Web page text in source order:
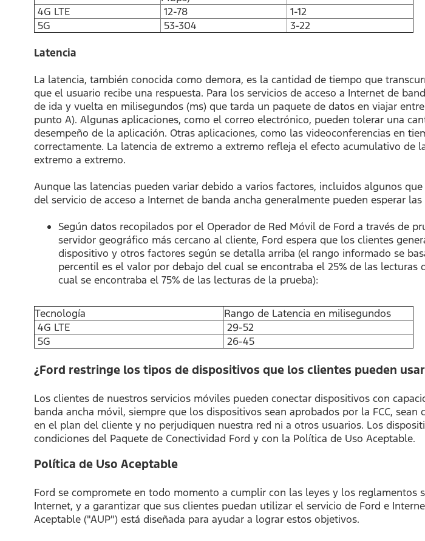
4G LTE 12-78
1-12
5G
53-304 3-22
Latencia
La latencia, también conocida como demora, es la cantidad de tiempo que
que el usuario recibe una respuesta. Para los servicios de acceso a Internet de
de ida y vuelta en milisegundos (ms) que tarda un paquete de datos en viajar
punto A). Algunas aplicaciones, como el correo electrónico, pueden tolerar una
desempeño de la aplicación. Otras aplicaciones, como las videoconferencias en
correctamente. La latencia de extremo a extremo refleja el efecto acumulativo
extremo a extremo.
Aunque las latencias pueden variar debido a varios factores, incluidos algunos
del servicio de acceso a Internet de banda ancha generalmente pueden esperar
Según datos recopilados por el Operador de Red Móvil de Ford a través de
servidor geográfico más cercano al cliente, Ford espera que los clientes
dispositivo y otros factores según se detalla arriba (el rango informado se
percentil es el valor por debajo del cual se encontraba el 25% de las
cual se encontraba el 75% de las lecturas de la prueba):
Tecnología
Rango de Latencia en milisegundos
4G LTE
29-52
5G
26-45
¿Ford restringe los tipos de dispositivos que los clientes pueden
Los clientes de nuestros servicios móviles pueden conectar dispositivos con
banda ancha móvil, siempre que los dispositivos sean aprobados por la FCC,
en el plan del cliente y no perjudiquen nuestra red ni a otros usuarios. Los
condiciones del Paquete de Conectividad Ford y con la Política de Uso Aceptable.
Política de Uso Aceptable
Ford se compromete en todo momento a cumplir con las leyes y los
Internet, y a garantizar que sus clientes puedan utilizar el servicio de Ford e
Aceptable ("AUP") está diseñada para ayudar a lograr estos objetivos.